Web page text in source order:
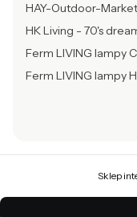
HAY-Outdoor-
HK Living - 70's
Ferm LIVING lampy
Ferm LIVING lampy
Sklep